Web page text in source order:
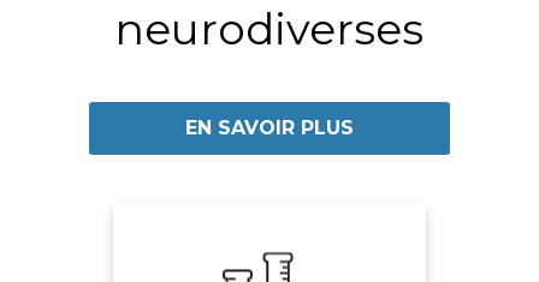
neurodiverses
EN SAVOIR PLUS